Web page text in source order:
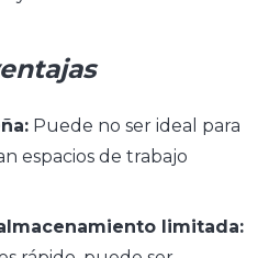
Puede no ser ideal para
espacios de trabajo
limitada: